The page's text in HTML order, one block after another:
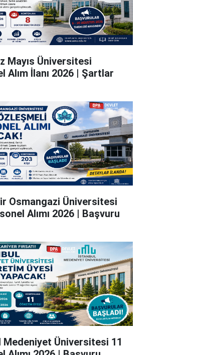
Mayıs Üniversitesi
Alım İlanı 2026 | Şartlar
Osmangazi Üniversitesi
Alımı 2026 | Başvuru
Medeniyet Üniversitesi 11